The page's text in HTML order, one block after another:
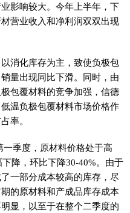
影响较大。今年上半年，下
营业收入和净利润双双出现
消化库存为主，致使负极包
量出现同比下滑。同时，由
包覆材料的竞争加强，信德
温负极包覆材料市场价格作
率。
一季度，原材料价格处于高
降，环比下降30-40%。由于
一部分成本较高的库存，尽
的原材料和产成品库存成本
显，以至于在整个二季度的